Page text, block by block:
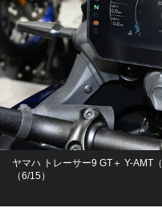
ヤマハ トレーサー9 GT＋ Y-AMT
（6/15）